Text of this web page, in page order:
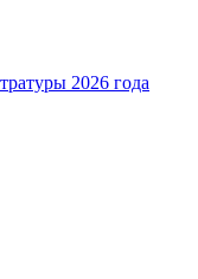
2026 года